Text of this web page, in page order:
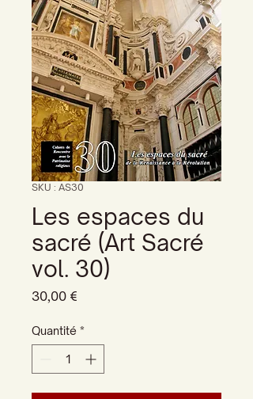
SKU : AS30
Les espaces du
sacré (Art Sacré
vol. 30)
30,00 €
Quantité *